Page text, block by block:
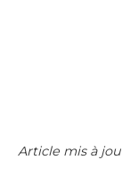
Article mis à